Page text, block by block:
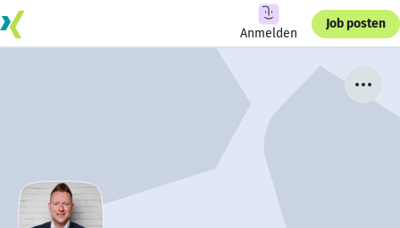
Anmelden
Job posten